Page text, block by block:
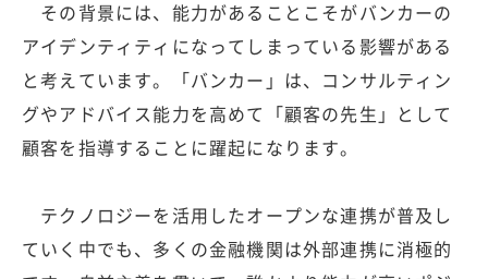
その背景には、能力があることこそがバンカーの
アイデンティティになってしまっている影響がある
と考えています。「バンカー」は、コンサルティン
グやアドバイス能力を高めて「顧客の先生」として
顧客を指導することに躍起になります。
テクノロジーを活用したオープンな連携が普及し
ていく中でも、多くの金融機関は外部連携に消極的